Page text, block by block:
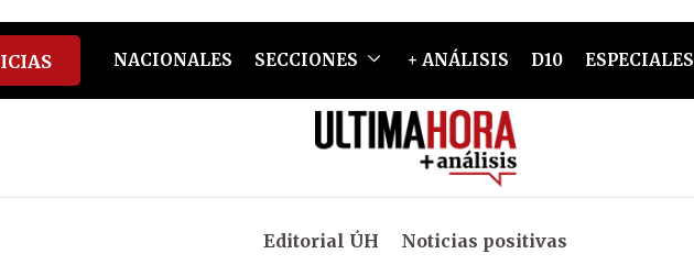
NACIONALES SECCIONES + ANÁLISIS D10 ESPECIALES
Editorial ÚH Noticias positivas